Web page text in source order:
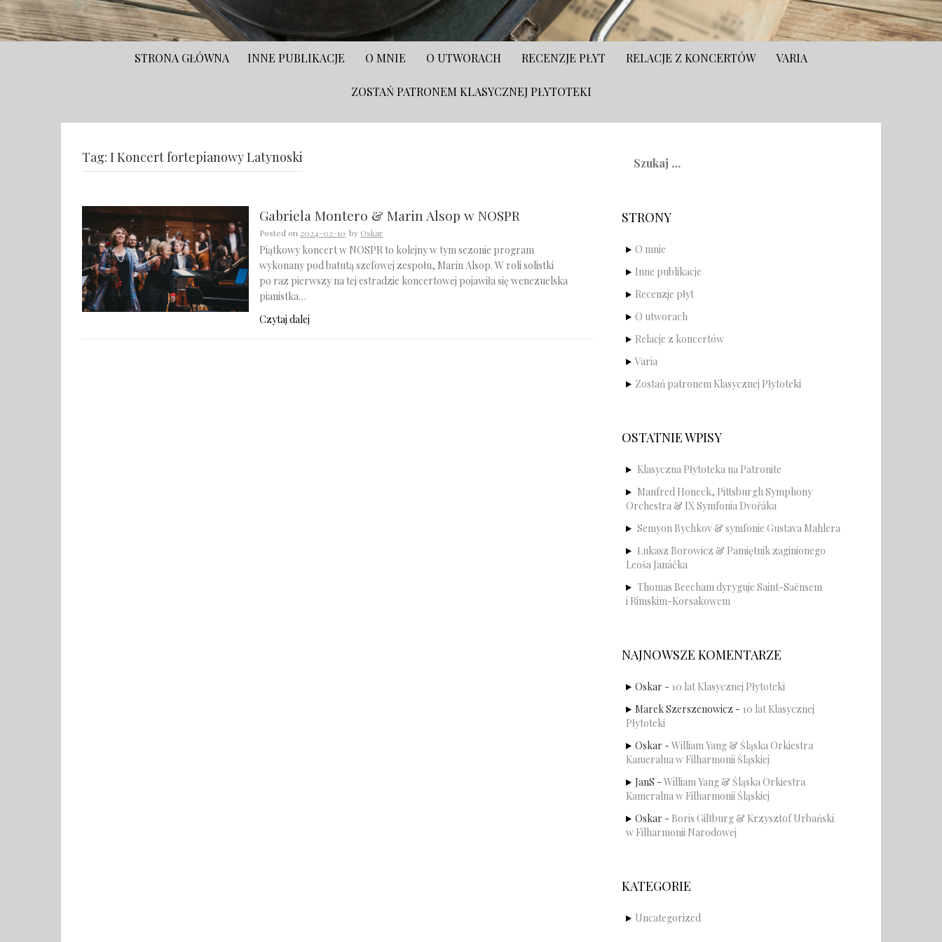
STRONA GŁÓWNA INNE PUBLIKACJE O MNIE O UTWORACH RECENZJE PŁYT RELACJE Z KONCERTÓW VARIA
ZOSTAŃ PATRONEM KLASYCZNEJ PŁYTOTEKI
Tag: I Koncert fortepianowy Latynoski
Gabriela Montero & Marin Alsop w NOSPR
Posted on 2024-02-10 by Oskar
Piątkowy koncert w NOSPR to kolejny w tym sezonie program
wykonany pod batutą szefowej zespołu, Marin Alsop. W roli solistki
po raz pierwszy na tej estradzie koncertowej pojawiła się wenezuelska
pianistka…
Czytaj dalej
STRONY
O mnie
Inne publikacje
Recenzje płyt
O utworach
Relacje z koncertów
Varia
Zostań patronem Klasycznej Płytoteki
OSTATNIE WPISY
Klasyczna Płytoteka na Patronite
Manfred Honeck, Pittsburgh Symphony
Orchestra & IX Symfonia Dvořáka
Semyon Bychkov & symfonie Gustava Mahlera
Łukasz Borowicz & Pamiętnik zaginionego
Leoša Janáčka
Thomas Beecham dyryguje Saint-Saënsem
i Rimskim-Korsakowem
NAJNOWSZE KOMENTARZE
Oskar - 10 lat Klasycznej Płytoteki
Marek Szerszenowicz - 10 lat Klasycznej
Płytoteki
Oskar - William Yang & Śląska Orkiestra
Kameralna w Filharmonii Śląskiej
JanS - William Yang & Śląska Orkiestra
Kameralna w Filharmonii Śląskiej
Oskar - Boris Giltburg & Krzysztof Urbański
w Filharmonii Narodowej
KATEGORIE
Uncategorized